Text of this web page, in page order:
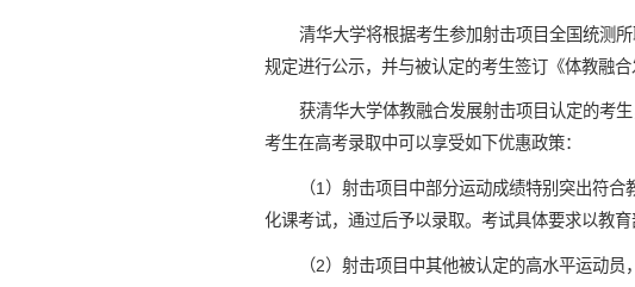
清华大学将根据考生参加射击项目全国统测
规定进行公示，并与被认定的考生签订《体教融合
获清华大学体教融合发展射击项目认定的考
考生在高考录取中可以享受如下优惠政策：
（1）射击项目中部分运动成绩特别突出符
化课考试，通过后予以录取。考试具体要求以教育
（2）射击项目中其他被认定的高水平运动